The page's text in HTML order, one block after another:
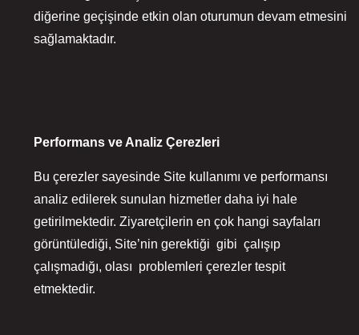
diğerine geçişinde etkin olan oturumun devam etmesini
sağlamaktadır.
Performans ve Analiz Çerezleri
Bu çerezler sayesinde Site kullanımı ve performansı
analiz edilerek sunulan hizmetler daha iyi hale
getirilmektedir. Ziyaretçilerin en çok hangi sayfaları
görüntülediği, Site’nin gerektiği gibi çalışıp
çalışmadığı, olası problemleri çerezler tespit
etmektedir.